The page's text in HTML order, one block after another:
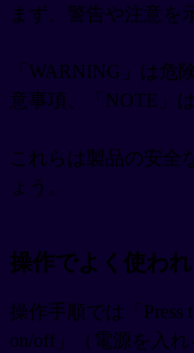
まず、警告や注意を
「WARNING」は危
意事項、「NOTE」
これらは製品の安全
ょう。
操作でよく使わ
操作手順では「Press
on/off」（電源を入れ